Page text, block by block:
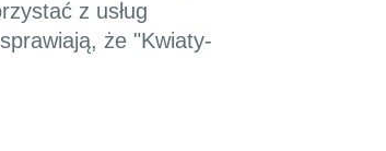
z usług
że "Kwiaty-